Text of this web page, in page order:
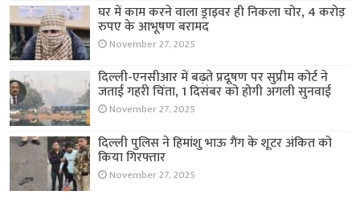
घर में काम करने वाला ड्राइवर ही निकला चोर, 4 करोड़
रुपए के आभूषण बरामद
November 27, 2025
दिल्ली-एनसीआर में बढ़ते प्रदूषण पर सुप्रीम कोर्ट ने
जताई गहरी चिंता, 1 दिसंबर को होगी अगली सुनवाई
November 27, 2025
दिल्ली पुलिस ने हिमांशु भाऊ गैंग के शूटर अंकित को
किया गिरफ्तार
November 27, 2025